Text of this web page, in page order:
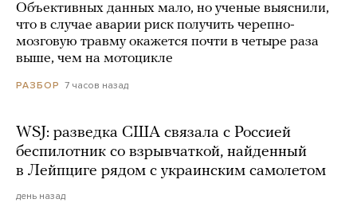
Объективных данных мало, но ученые выяснили,
что в случае аварии риск получить черепно-
мозговую травму окажется почти в четыре раза
выше, чем на мотоцикле
РАЗБОР 7 часов назад
WSJ: разведка США связала с Россией
беспилотник со взрывчаткой, найденный
в Лейпциге рядом с украинским самолетом
день назад